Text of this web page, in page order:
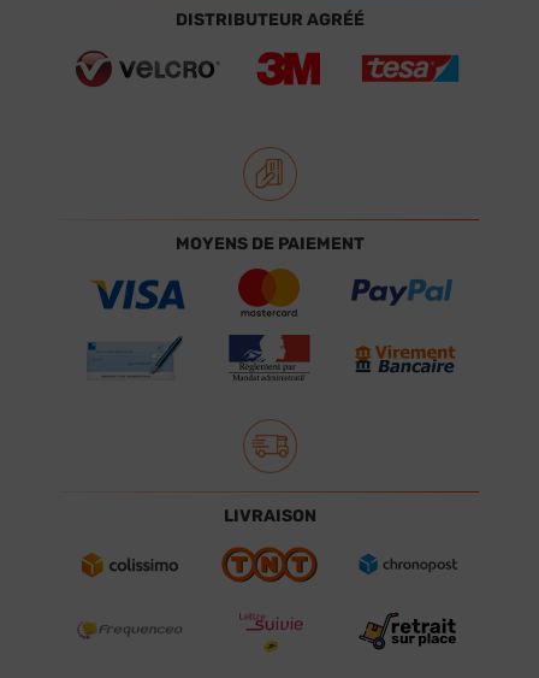
DISTRIBUTEUR AGRÉÉ
MOYENS DE PAIEMENT
LIVRAISON